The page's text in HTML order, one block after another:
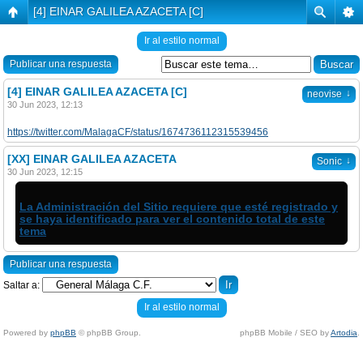
[4] EINAR GALILEA AZACETA [C]
Ir al estilo normal
Publicar una respuesta
neovise ↓
[4] EINAR GALILEA AZACETA [C]
30 Jun 2023, 12:13
https://twitter.com/MalagaCF/status/1674736112315539456
Sonic ↓
[XX] EINAR GALILEA AZACETA
30 Jun 2023, 12:15
La Administración del Sitio requiere que esté registrado y
se haya identificado para ver el contenido total de este
tema
Publicar una respuesta
Saltar a:
Ir al estilo normal
Powered by phpBB © phpBB Group. phpBB Mobile / SEO byArtodia